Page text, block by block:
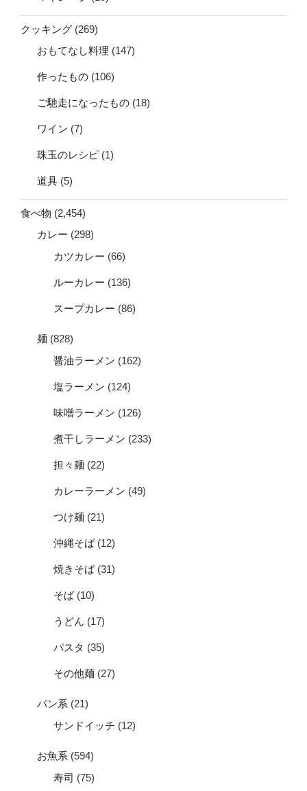
クッキング (269)
おもてなし料理 (147)
作ったもの (106)
ご馳走になったもの (18)
ワイン (7)
珠玉のレシピ (1)
道具 (5)
食べ物 (2,454)
カレー (298)
カツカレー (66)
ルーカレー (136)
スープカレー (86)
麺 (828)
醤油ラーメン (162)
塩ラーメン (124)
味噌ラーメン (126)
煮干しラーメン (233)
担々麺 (22)
カレーラーメン (49)
つけ麺 (21)
沖縄そば(12)
焼きそば(31)
そば(10)
うどん (17)
パスタ (35)
その他麺 (27)
パン系 (21)
サンドイッチ (12)
お魚系 (594)
寿司 (75)